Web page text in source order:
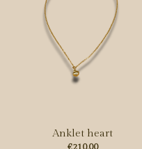
Anklet heart
€210,00